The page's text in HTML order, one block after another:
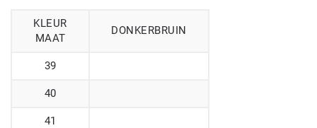
KLEUR
MAAT
DONKERBRUIN
39
40
41